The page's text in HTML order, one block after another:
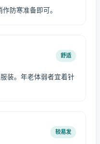
防寒准备即可。
舒适
装。年老体弱者宜着针
较易发